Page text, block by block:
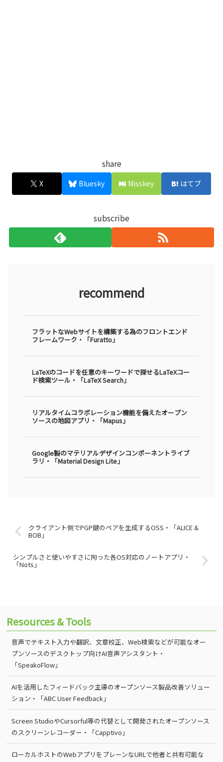
share
X Bluesky Misskey はてブ
subscribe
recommend
フラットなWebサイトを構築する為のフロントエンド
フレームワーク・「Furatto」
LaTeXのコードを任意のキーワードで探せるLaTeXコー
ド検索ツール・「LaTeX Search」
リアルタイムコラボレーション機能を備えたオープン
ソースの地図アプリ・「Mapus」
Google製のマテリアルデザインコンポーネントライブ
ラリ・「Material Design Lite」
クライアント側でPGP鍵のペアを生成するOSS・「ALICE &
BOB」
シンプルさと使いやすさに拘った各OS対応のノートアプリ・
「Nots」
Resources & Tools
音声でテキスト入力や翻訳、文章校正、Web検索などが可能なオー
プンソースのデスクトップ向けAI音声アシスタント・
「SpeakoFlow」
AIを活用したフィードバック主導のオープンソース製品改善ソリュー
ション・「ABC User Feedback」
Screen StudioやCursorful等の代替として開発されたオープンソース
のスクリーンレコーダー・「Capptivo」
ローカルホストのWebアプリをプレーンなURLで他者と共有可能な